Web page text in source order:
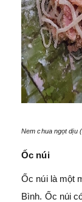
Nem chua ngọt dịu
Ốc núi
Ốc núi là một
Bình. Ốc núi